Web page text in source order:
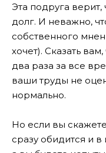
Эта подруга верит,
долг. И неважно,
собственного
хочет). Сказать
два раза за все
ваши труды не
нормально.
Но если вы
сразу обидится и в